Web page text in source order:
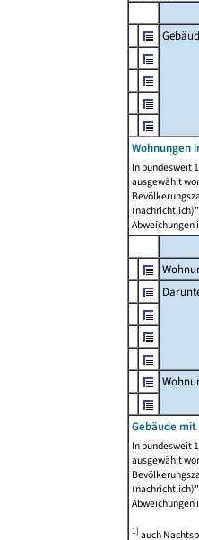
Wohnungen
In bundesweit
ausgewählt
Abweichungen
Gebäude
In bundesweit
ausgewählt
Abweichungen
1)auch